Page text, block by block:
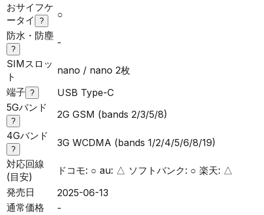
おサイフケ
ータイ
?
○
防水・防塵
?
-
SIMスロッ
ト
nano / nano 2枚
端子 ?
USB Type-C
5Gバンド
?
2G GSM (bands 2/3/5/8)
4Gバンド
?
3G WCDMA (bands 1/2/4/5/6/8/19)
対応回線
(目安)
ドコモ: ○ au: △ ソフトバンク: ○ 楽天: △
発売日
2025-06-13
通常価格
-